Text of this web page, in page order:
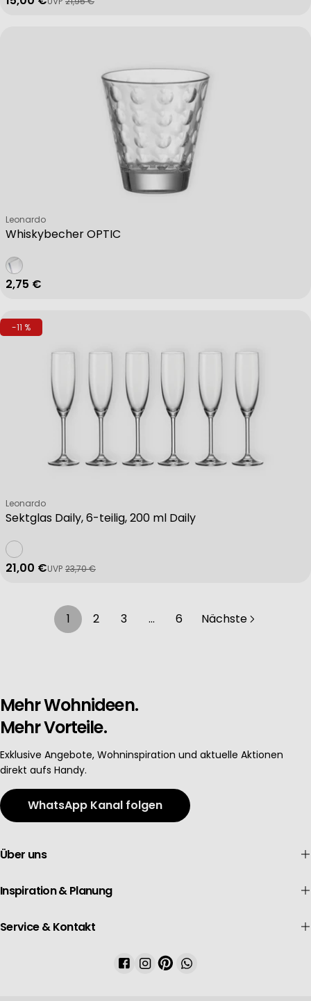
Verkaufspreis
Regulärer Preis
Whiskybecher OPTIC
Verkäufer:
Leonardo
Regulärer Preis
2,75 €
-11 %
Sektglas Daily, 6-teilig, 200 ml Daily
Verkäufer:
Leonardo
Verkaufspreis
21,00 €
Regulärer Preis
UVP 23,70 €
1 2 3 … 6 Nächste
Mehr Wohnideen.
Mehr Vorteile.
Exklusive Angebote, Wohninspiration und aktuelle Aktionen
direkt aufs Handy.
WhatsApp Kanal folgen
Über uns
Inspiration & Planung
Service & Kontakt
Facebook
Instagram
PinterestWhatsApp